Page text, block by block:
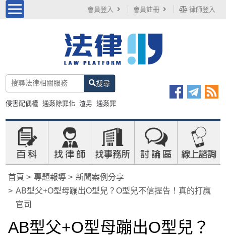
會員登入 會員註冊 律師登入
搜尋
侵害配偶權 通姦除罪化 渣男 通姦罪
首頁 專題報導
新聞案例分享
AB型父+O型母蹦出O型兒？O型兒不信提告！真的打贏
官司
AB型父+O型母蹦出O型兒？